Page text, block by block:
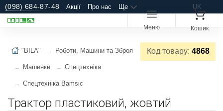
(098) 684-87-48 Акції Про нас Ще UK
Меню Кошик
Код товару: 4868
"BILA" Роботи, Машини та Зброя
Машинки Спецтехніка
Спецтехніка Bamsic
Трактор пластиковий, жовтий